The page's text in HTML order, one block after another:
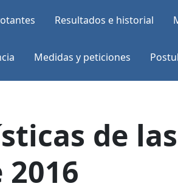
Resultados e historial
Medidas y peticiones
de